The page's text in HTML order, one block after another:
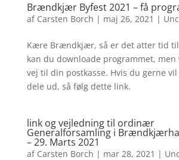
Brændkjær Byfest 2021 – få
af Carsten Borch | maj 26, 2021 |
Kære Brændkjær, så er det atter tid
kan du downloade programmet, men
vej til din postkasse. Hvis du gerne
dele ud, så følg dette link.
link og vejledning til ordinær
Generalforsamling i
– 29. Marts 2021
af Carsten Borch | mar 28, 2021 |